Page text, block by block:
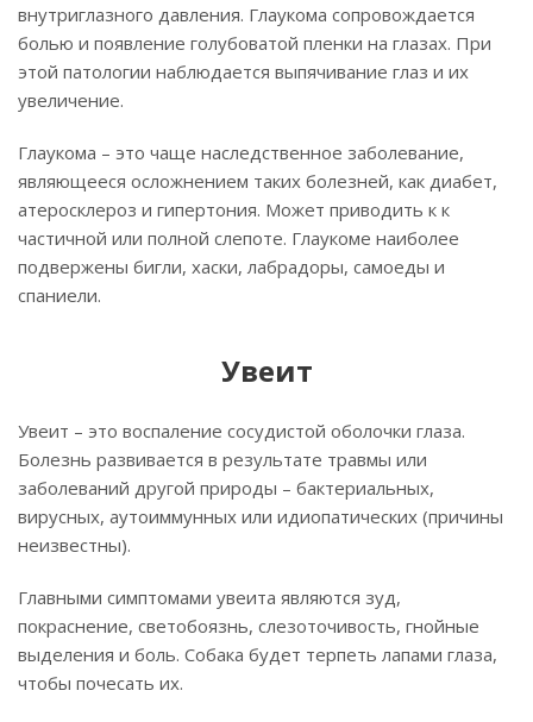
внутриглазного давления. Глаукома сопровождается
болью и появление голубоватой пленки на глазах. При
этой патологии наблюдается выпячивание глаз и их
увеличение.
Глаукома – это чаще наследственное заболевание,
являющееся осложнением таких болезней, как диабет,
атеросклероз и гипертония. Может приводить к к
частичной или полной слепоте. Глаукоме наиболее
подвержены бигли, хаски, лабрадоры, самоеды и
спаниели.
Увеит
Увеит – это воспаление сосудистой оболочки глаза.
Болезнь развивается в результате травмы или
заболеваний другой природы – бактериальных,
вирусных, аутоиммунных или идиопатических (причины
неизвестны).
Главными симптомами увеита являются зуд,
покраснение, светобоязнь, слезоточивость, гнойные
выделения и боль. Собака будет терпеть лапами глаза,
чтобы почесать их.